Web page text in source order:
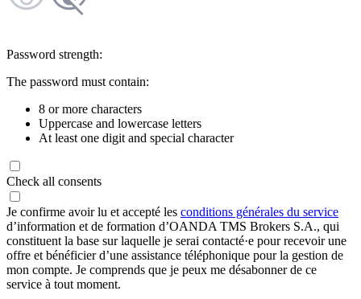
Password strength:
The password must contain:
8 or more characters
Uppercase and lowercase letters
At least one digit and special character
Check all consents
Je confirme avoir lu et accepté les conditions générales du service
d’information et de formation d’OANDA TMS Brokers S.A., qui
constituent la base sur laquelle je serai contacté·e pour recevoir une
offre et bénéficier d’une assistance téléphonique pour la gestion de
mon compte. Je comprends que je peux me désabonner de ce
service à tout moment.